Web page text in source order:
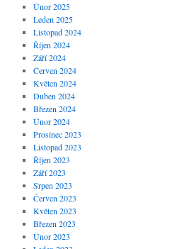
Únor 2025
Leden 2025
Listopad 2024
Říjen 2024
Září 2024
Červen 2024
Květen 2024
Duben 2024
Březen 2024
Únor 2024
Prosinec 2023
Listopad 2023
Říjen 2023
Září 2023
Srpen 2023
Červen 2023
Květen 2023
Březen 2023
Únor 2023